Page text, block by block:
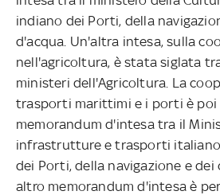
indiano dei Porti, della
d'acqua. Un'altra intesa, sulla
nell'agricoltura, è stata siglata
ministeri dell'Agricoltura. La
trasporti marittimi e i porti è poi
memorandum d'intesa tra il
infrastrutture e trasporti
dei Porti, della navigazione e dei
altro memorandum d'intesa è